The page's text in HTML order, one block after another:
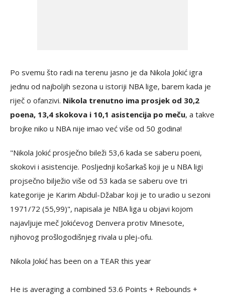
Po svemu što radi na terenu jasno je da Nikola Jokić igra
jednu od najboljih sezona u istoriji NBA lige, barem kada je
riječ o ofanzivi. Nikola trenutno ima prosjek od 30,2
poena, 13,4 skokova i 10,1 asistencija po meču, a takve
brojke niko u NBA nije imao već više od 50 godina!
"Nikola Jokić prosječno bileži 53,6 kada se saberu poeni,
skokovi i asistencije. Posljednji košarkaš koji je u NBA ligi
projsečno bilježio više od 53 kada se saberu ove tri
kategorije je Karim Abdul-Džabar koji je to uradio u sezoni
1971/72 (55,99)", napisala je NBA liga u objavi kojom
najavljuje meč Jokićevog Denvera protiv Minesote,
njihovog prošlogodišnjeg rivala u plej-ofu.
Nikola Jokić has been on a TEAR this year
He is averaging a combined 53.6 Points + Rebounds +